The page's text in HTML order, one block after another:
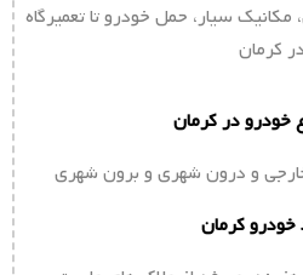
سیار، حمل خودرو تا تعمیرگاه
در کرمان
خودرو در کرمان
و درون شهری و برون شهری
خودرو کرمان